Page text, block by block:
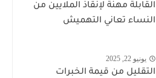
القابلة مهنة لإنقاذ الملايين من
النساء تعاني التهميش
يونيو 22, 2025
التقليل من قيمة الخبرات